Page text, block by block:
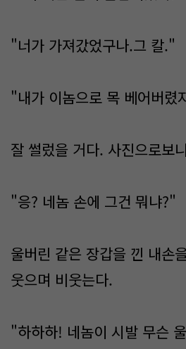
"너가 가져갔었구나.그 칼."
"내가 이놈으로 목 베어버렸
잘 썰렀을 거다. 사진으로보
"응? 네놈 손에 그건 뭐냐?"
울버린 같은 장갑을 낀 내손
웃으며 비웃는다.
"하하하! 네놈이 시발 무슨